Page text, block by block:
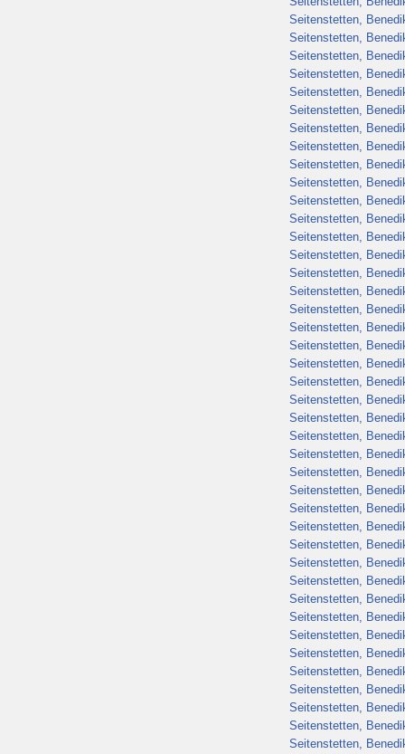
Seitenstetten,
Seitenstetten,
Seitenstetten,
Seitenstetten,
Seitenstetten,
Seitenstetten,
Seitenstetten,
Seitenstetten,
Seitenstetten,
Seitenstetten,
Seitenstetten,
Seitenstetten,
Seitenstetten,
Seitenstetten,
Seitenstetten,
Seitenstetten,
Seitenstetten,
Seitenstetten,
Seitenstetten,
Seitenstetten,
Seitenstetten,
Seitenstetten,
Seitenstetten,
Seitenstetten,
Seitenstetten,
Seitenstetten,
Seitenstetten,
Seitenstetten,
Seitenstetten,
Seitenstetten,
Seitenstetten,
Seitenstetten,
Seitenstetten,
Seitenstetten,
Seitenstetten,
Seitenstetten,
Seitenstetten,
Seitenstetten,
Seitenstetten,
Seitenstetten,
Seitenstetten,